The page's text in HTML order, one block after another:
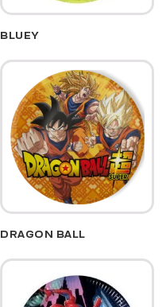
BLUEY
DRAGON BALL